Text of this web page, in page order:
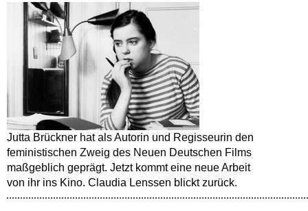
Jutta Brückner hat als Autorin und Regisseurin den
feministischen Zweig des Neuen Deutschen Films
maßgeblich geprägt. Jetzt kommt eine neue Arbeit
von ihr ins Kino. Claudia Lenssen blickt zurück.